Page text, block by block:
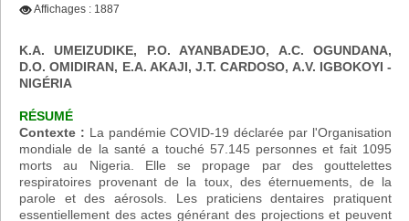
Affichages : 1887
K.A. UMEIZUDIKE, P.O. AYANBADEJO, A.C. OGUNDANA,
D.O. OMIDIRAN, E.A. AKAJI, J.T. CARDOSO, A.V. IGBOKOYI -
NIGÉRIA
RÉSUMÉ
Contexte : La pandémie COVID-19 déclarée par l'Organisation
mondiale de la santé a touché 57.145 personnes et fait 1095
morts au Nigeria. Elle se propage par des gouttelettes
respiratoires provenant de la toux, des éternuements, de la
parole et des aérosols. Les praticiens dentaires pratiquent
essentiellement des actes générant des projections et peuvent